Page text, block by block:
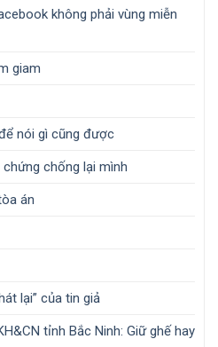
không phải vùng miễn
giam
nói gì cũng được
chống lại mình
án
lại” của tin giả
tỉnh Bắc Ninh: Giữ ghế hay